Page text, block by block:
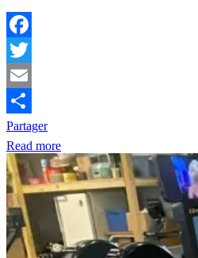
Facebook
Twitter
Email
Partager
Read more